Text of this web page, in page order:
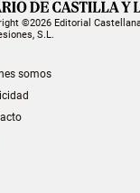
©2026 Editorial
S.L.
somos